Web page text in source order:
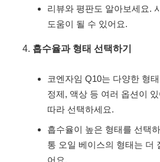
리뷰와 평판도 알아보세요.
도움이 될 수 있어요.
흡수율과 형태 선택하기
코엔자임 Q10는 다양한 형
정제, 액상 등 여러 옵션이
따라 선택하세요.
흡수율이 높은 형태를 선택
통 오일 베이스의 형태는 더
어요.